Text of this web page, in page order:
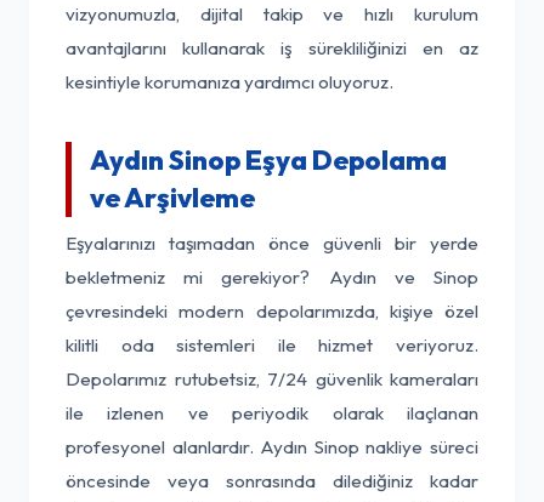
vizyonumuzla, dijital takip ve hızlı kurulum
avantajlarını kullanarak iş sürekliliğinizi en az
kesintiyle korumanıza yardımcı oluyoruz.
Aydın Sinop Eşya Depolama
ve Arşivleme
Eşyalarınızı taşımadan önce güvenli bir yerde
bekletmeniz mi gerekiyor? Aydın ve Sinop
çevresindeki modern depolarımızda, kişiye özel
kilitli oda sistemleri ile hizmet veriyoruz.
Depolarımız rutubetsiz, 7/24 güvenlik kameraları
ile izlenen ve periyodik olarak ilaçlanan
profesyonel alanlardır. Aydın Sinop nakliye süreci
öncesinde veya sonrasında dilediğiniz kadar